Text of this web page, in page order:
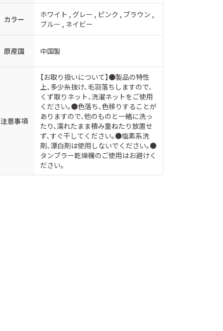
カラー
ホワイト , グレー , ピンク , ブラウン ,
ブルー , ネイビー
原産国 中国製
注意事項
【お取り扱いについて】●製品の特性
上、多少糸抜け、毛羽落ちしますので、
くず取りネット、洗濯ネットをご使用
ください。●色落ち、色移りすることが
ありますので、他のものと一緒に洗っ
たり、濡れたまま積み重ねたり放置せ
ず、すぐ干してください。●塩素系洗
剤、漂白剤は使用しないでください。●
タンブラー乾燥機のご使用はお避けく
ださい。